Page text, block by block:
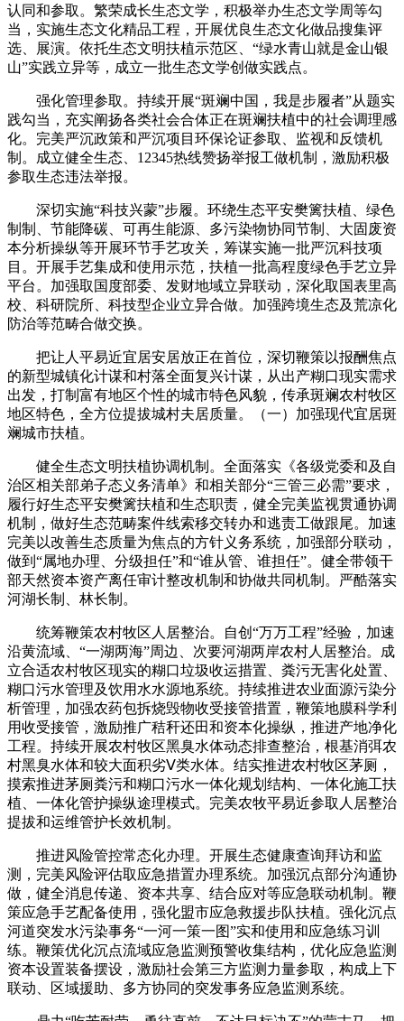
认同和参取。繁荣成长生态文学，积极举办生态文学周等勾
当，实施生态文化精品工程，开展优良生态文化做品搜集评
选、展演。依托生态文明扶植示范区、“绿水青山就是金山银
山”实践立异等，成立一批生态文学创做实践点。
强化管理参取。持续开展“斑斓中国，我是步履者”从题实
践勾当，充实阐扬各类社会合体正在斑斓扶植中的社会调理感
化。完美严沉政策和严沉项目环保论证参取、监视和反馈机
制。成立健全生态、12345热线赞扬举报工做机制，激励积极
参取生态违法举报。
深切实施“科技兴蒙”步履。环绕生态平安樊篱扶植、绿色
制制、节能降碳、可再生能源、多污染物协同节制、大固废资
本分析操纵等开展环节手艺攻关，筹谋实施一批严沉科技项
目。开展手艺集成和使用示范，扶植一批高程度绿色手艺立异
平台。加强取国度部委、发财地域立异联动，深化取国表里高
校、科研院所、科技型企业立异合做。加强跨境生态及荒凉化
防治等范畴合做交换。
把让人平易近宜居安居放正在首位，深切鞭策以报酬焦点
的新型城镇化计谋和村落全面复兴计谋，从出产糊口现实需求
出发，打制富有地区个性的城市特色风貌，传承斑斓农村牧区
地区特色，全方位提拔城村夫居质量。（一）加强现代宜居斑
斓城市扶植。
健全生态文明扶植协调机制。全面落实《各级党委和及自
治区相关部弟子态义务清单》和相关部分“三管三必需”要求，
履行好生态平安樊篱扶植和生态职责，健全完美监视贯通协调
机制，做好生态范畴案件线索移交转办和逃责工做跟尾。加速
完美以改善生态质量为焦点的方针义务系统，加强部分联动，
做到“属地办理、分级担任”和“谁从管、谁担任”。健全带领干
部天然资本资产离任审计整改机制和协做共同机制。严酷落实
河湖长制、林长制。
统筹鞭策农村牧区人居整治。自创“万万工程”经验，加速
沿黄流域、“一湖两海”周边、次要河湖两岸农村人居整治。成
立合适农村牧区现实的糊口垃圾收运措置、粪污无害化处置、
糊口污水管理及饮用水水源地系统。持续推进农业面源污染分
析管理，加强农药包拆烧毁物收受接管措置，鞭策地膜科学利
用收受接管，激励推广秸秆还田和资本化操纵，推进产地净化
工程。持续开展农村牧区黑臭水体动态排查整治，根基消弭农
村黑臭水体和较大面积劣Ⅴ类水体。结实推进农村牧区茅厕，
摸索推进茅厕粪污和糊口污水一体化规划结构、一体化施工扶
植、一体化管护操纵途理模式。完美农牧平易近参取人居整治
提拔和运维管护长效机制。
推进风险管控常态化办理。开展生态健康查询拜访和监
测，完美风险评估取应急措置办理系统。加强沉点部分沟通协
做，健全消息传递、资本共享、结合应对等应急联动机制。鞭
策应急手艺配备使用，强化盟市应急救援步队扶植。强化沉点
河道突发水污染事务“一河一策一图”实和使用和应急练习训
练。鞭策优化沉点流域应急监测预警收集结构，优化应急监测
资本设置装备摆设，激励社会第三方监测力量参取，构成上下
联动、区域援助、多方协同的突发事务应急监测系统。